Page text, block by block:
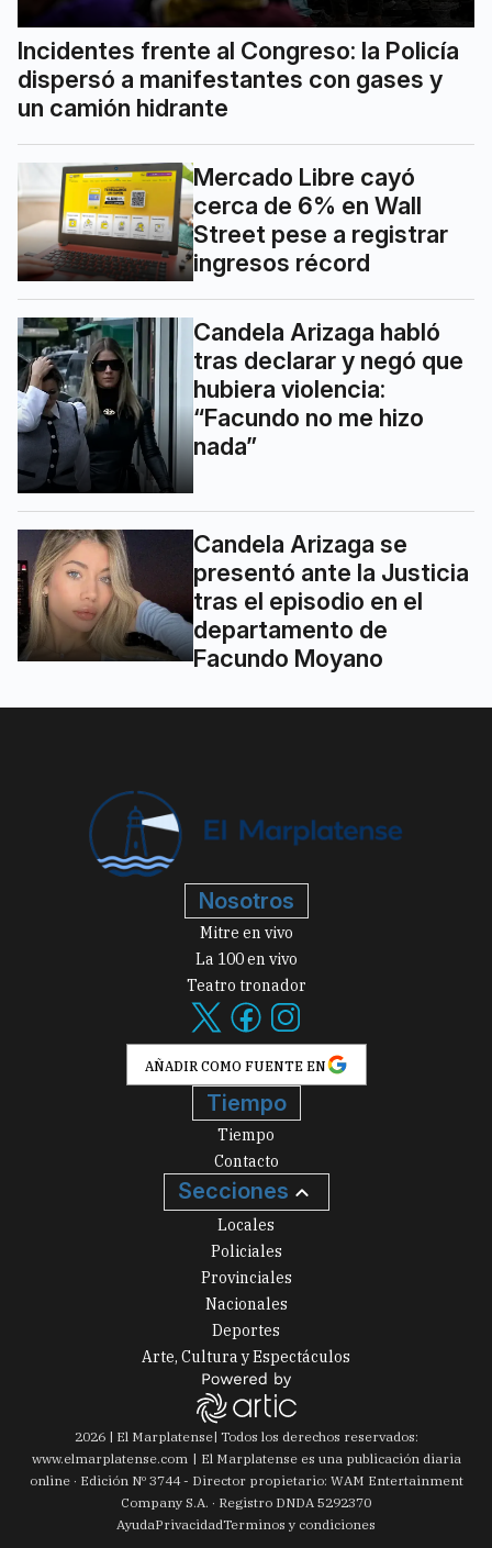
Incidentes frente al Congreso: la Policía
dispersó a manifestantes con gases y
un camión hidrante
Mercado Libre cayó
cerca de 6% en Wall
Street pese a registrar
ingresos récord
Candela Arizaga habló
tras declarar y negó que
hubiera violencia:
“Facundo no me hizo
nada”
Candela Arizaga se
presentó ante la Justicia
tras el episodio en el
departamento de
Facundo Moyano
Nosotros
Mitre en vivo
La 100 en vivo
Teatro tronador
AÑADIR COMO FUENTE EN
Tiempo
Tiempo
Contacto
Secciones
Locales
Policiales
Provinciales
Nacionales
Deportes
Arte, Cultura y Espectáculos
2026| El Marplatense| Todos los derechos reservados:
www.elmarplatense.com
El Marplatense es una publicación diaria
online · Edición Nº 3744- Director propietario: WAM Entertainment
Company S.A. · Registro DNDA 5292370
AyudaPrivacidadTerminos y condiciones